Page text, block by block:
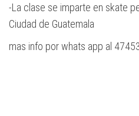
-La clase se imparte en skate
Ciudad de Guatemala
mas info por whats app al